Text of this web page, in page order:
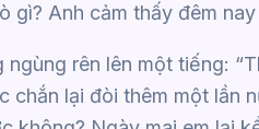
gì? Anh cảm thấy đêm
ngùng rên lên một tiếng:
chắn lại đòi thêm một lần